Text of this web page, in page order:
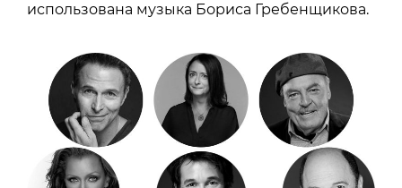
использована музыка Бориса Гребенщикова.